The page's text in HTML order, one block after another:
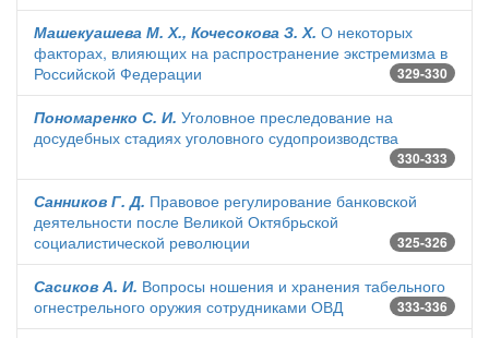
Машекуашева М. Х., Кочесокова З. Х. О некоторых
факторах, влияющих на распространение экстремизма в
Российской Федерации
329-330
Пономаренко С. И. Уголовное преследование на
досудебных стадиях уголовного судопроизводства
330-333
Санников Г. Д. Правовое регулирование банковской
деятельности после Великой Октябрьской
социалистической революции
325-326
Сасиков А. И. Вопросы ношения и хранения табельного
огнестрельного оружия сотрудниками ОВД
333-336